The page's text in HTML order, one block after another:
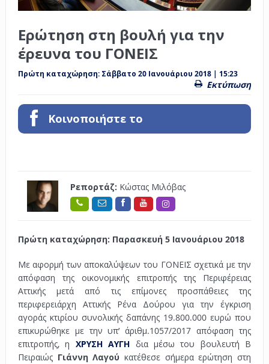
Ερώτηση στη βουλή για την
έρευνα του ΓΟΝΕΙΣ
Πρώτη καταχώρηση: Σάββατο 20 Ιανουάριου 2018 | 15:23
Εκτύπωση
Κοινοποιήστε το
Ρεπορτάζ: Κώστας Μιλόβας
Πρώτη καταχώρηση: Παρασκευή 5 Ιανουάριου 2018
Με αφορμή των αποκαλύψεων του ΓΟΝΕΙΣ σχετικά με την
απόφαση της οικονομικής επιτροπής της Περιφέρειας
Αττικής μετά από τις επίμονες προσπάθειες της
περιφερειάρχη Αττικής Ρένα Δούρου για την έγκριση
αγοράς κτιρίου συνολικής δαπάνης 19.800.000 ευρώ που
επικυρώθηκε με την υπ’ άριθμ.1057/2017 απόφαση της
επιτροπής, η ΧΡΥΣΗ ΑΥΓΗ δια μέσω του βουλευτή Β
Πειραιώς Γιάννη Λαγού κατέθεσε σήμερα ερώτηση στη